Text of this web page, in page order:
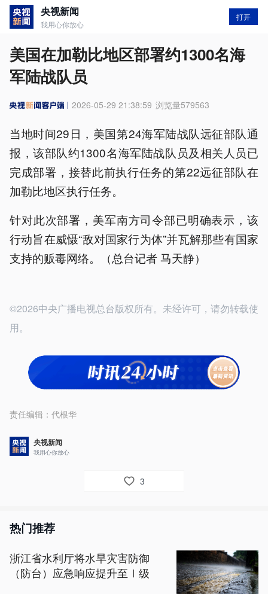
央视新闻
我用心你放心
打开
美国在加勒比地区部署约1300名海
军陆战队员
2026-05-29 21:38:59 浏览量579563
当地时间29日，美国第24海军陆战队远征部队通
报，该部队约1300名海军陆战队员及相关人员已
完成部署，接替此前执行任务的第22远征部队在
加勒比地区执行任务。
针对此次部署，美军南方司令部已明确表示，该
行动旨在威慑“敌对国家行为体”并瓦解那些有国家
支持的贩毒网络。（总台记者 马天静）
©2026中央广播电视总台版权所有。未经许可，请勿转载使
用。
责任编辑： 代根华
央视新闻
我用心你放心
3
热门推荐
浙江省水利厅将水旱灾害防御
（防台）应急响应提升至Ⅰ级